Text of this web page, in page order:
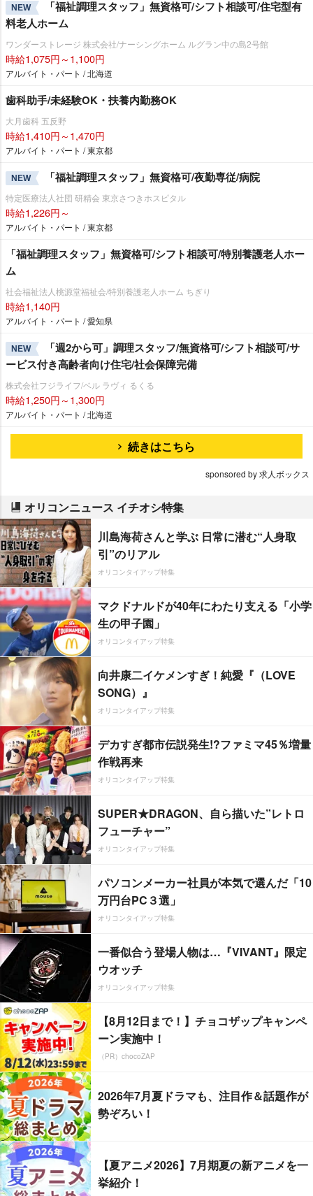
NEW
「福祉調理スタッフ」無資格可/シフト相談可/住宅型有
料老人ホーム
ワンダーストレージ 株式会社/ナーシングホーム ルグラン中の島2号館
時給1,075円～1,100円
アルバイト・パート / 北海道
歯科助手/未経験OK・扶養内勤務OK
大月歯科 五反野
時給1,410円～1,470円
アルバイト・パート / 東京都
NEW 「福祉調理スタッフ」無資格可/夜勤専従/病院
特定医療法人社団 研精会 東京さつきホスピタル
時給1,226円～
アルバイト・パート / 東京都
「福祉調理スタッフ」無資格可/シフト相談可/特別養護老人ホー
ム
社会福祉法人桃源堂福祉会/特別養護老人ホーム ちぎり
時給1,140円
アルバイト・パート / 愛知県
NEW
「週2から可」調理スタッフ/無資格可/シフト相談可/サ
ービス付き高齢者向け住宅/社会保障完備
株式会社フジライフ/ベル ラヴィ るくる
時給1,250円～1,300円
アルバイト・パート / 北海道
続きはこちら
sponsored by 求人ボックス
オリコンニュース イチオシ特集
川島海荷さんと学ぶ 日常に潜む“人身取
引”のリアル
オリコンタイアップ特集
マクドナルドが40年にわたり支える「小学
生の甲子園」
オリコンタイアップ特集
向井康二イケメンすぎ！純愛『（LOVE
SONG）』
オリコンタイアップ特集
デカすぎ都市伝説発生!?ファミマ45％増量
作戦再来
オリコンタイアップ特集
SUPER★DRAGON、自ら描いた”レトロ
フューチャー”
オリコンタイアップ特集
パソコンメーカー社員が本気で選んだ「10
万円台PC３選」
オリコンタイアップ特集
一番似合う登場人物は…『VIVANT』限定
ウオッチ
オリコンタイアップ特集
【8月12日まで！】チョコザップキャンペ
ーン実施中！
（PR）chocoZAP
2026年7月夏ドラマも、注目作＆話題作が
勢ぞろい！
【夏アニメ2026】7月期夏の新アニメを一
挙紹介！